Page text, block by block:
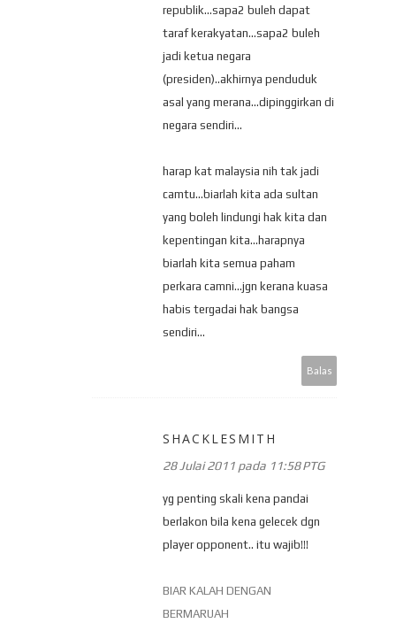
republik...sapa2 buleh dapat
taraf kerakyatan...sapa2 buleh
jadi ketua negara
(presiden)..akhirnya penduduk
asal yang merana...dipinggirkan di
negara sendiri...
harap kat malaysia nih tak jadi
camtu...biarlah kita ada sultan
yang boleh lindungi hak kita dan
kepentingan kita...harapnya
biarlah kita semua paham
perkara camni...jgn kerana kuasa
habis tergadai hak bangsa
sendiri...
Balas
SHACKLESMITH
28 Julai 2011 pada 11:58 PTG
yg penting skali kena pandai
berlakon bila kena gelecek dgn
player opponent.. itu wajib!!!
BIAR KALAH DENGAN
BERMARUAH